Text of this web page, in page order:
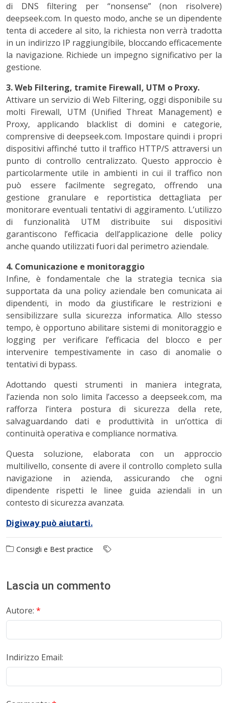
di DNS filtering per “nonsense” (non risolvere)
deepseek.com. In questo modo, anche se un dipendente
tenta di accedere al sito, la richiesta non verrà tradotta
in un indirizzo IP raggiungibile, bloccando efficacemente
la navigazione. Richiede un impegno significativo per la
gestione.
3. Web Filtering, tramite Firewall, UTM o Proxy.
Attivare un servizio di Web Filtering, oggi disponibile su
molti Firewall, UTM (Unified Threat Management) e
Proxy, applicando blacklist di domini e categorie,
comprensive di deepseek.com. Impostare quindi i propri
dispositivi affinché tutto il traffico HTTP/S attraversi un
punto di controllo centralizzato. Questo approccio è
particolarmente utile in ambienti in cui il traffico non
può essere facilmente segregato, offrendo una
gestione granulare e reportistica dettagliata per
monitorare eventuali tentativi di aggiramento. L’utilizzo
di funzionalità UTM distribuite sui dispositivi
garantiscono l’efficacia dell’applicazione delle policy
anche quando utilizzati fuori dal perimetro aziendale.
4. Comunicazione e monitoraggio
Infine, è fondamentale che la strategia tecnica sia
supportata da una policy aziendale ben comunicata ai
dipendenti, in modo da giustificare le restrizioni e
sensibilizzare sulla sicurezza informatica. Allo stesso
tempo, è opportuno abilitare sistemi di monitoraggio e
logging per verificare l’efficacia del blocco e per
intervenire tempestivamente in caso di anomalie o
tentativi di bypass.
Adottando questi strumenti in maniera integrata,
l’azienda non solo limita l’accesso a deepseek.com, ma
rafforza l’intera postura di sicurezza della rete,
salvaguardando dati e produttività in un’ottica di
continuità operativa e compliance normativa.
Questa soluzione, elaborata con un approccio
multilivello, consente di avere il controllo completo sulla
navigazione in azienda, assicurando che ogni
dipendente rispetti le linee guida aziendali in un
contesto di sicurezza avanzata.
Digiway può aiutarti.
Consigli e Best practice
Lascia un commento
Autore: *
Indirizzo Email: